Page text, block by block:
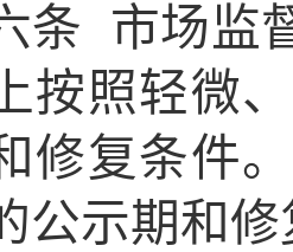
条
市场监
按照轻微
修复条件
公示期和修